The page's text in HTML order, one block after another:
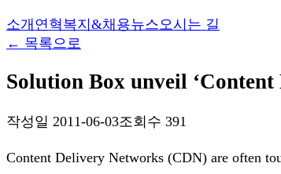
소개 연혁 복지&채용뉴스오시는 길
← 목록으로
Solution Box unveil
작성일 2011-06-03조회수 391
Content Delivery Networks (CDN) are often